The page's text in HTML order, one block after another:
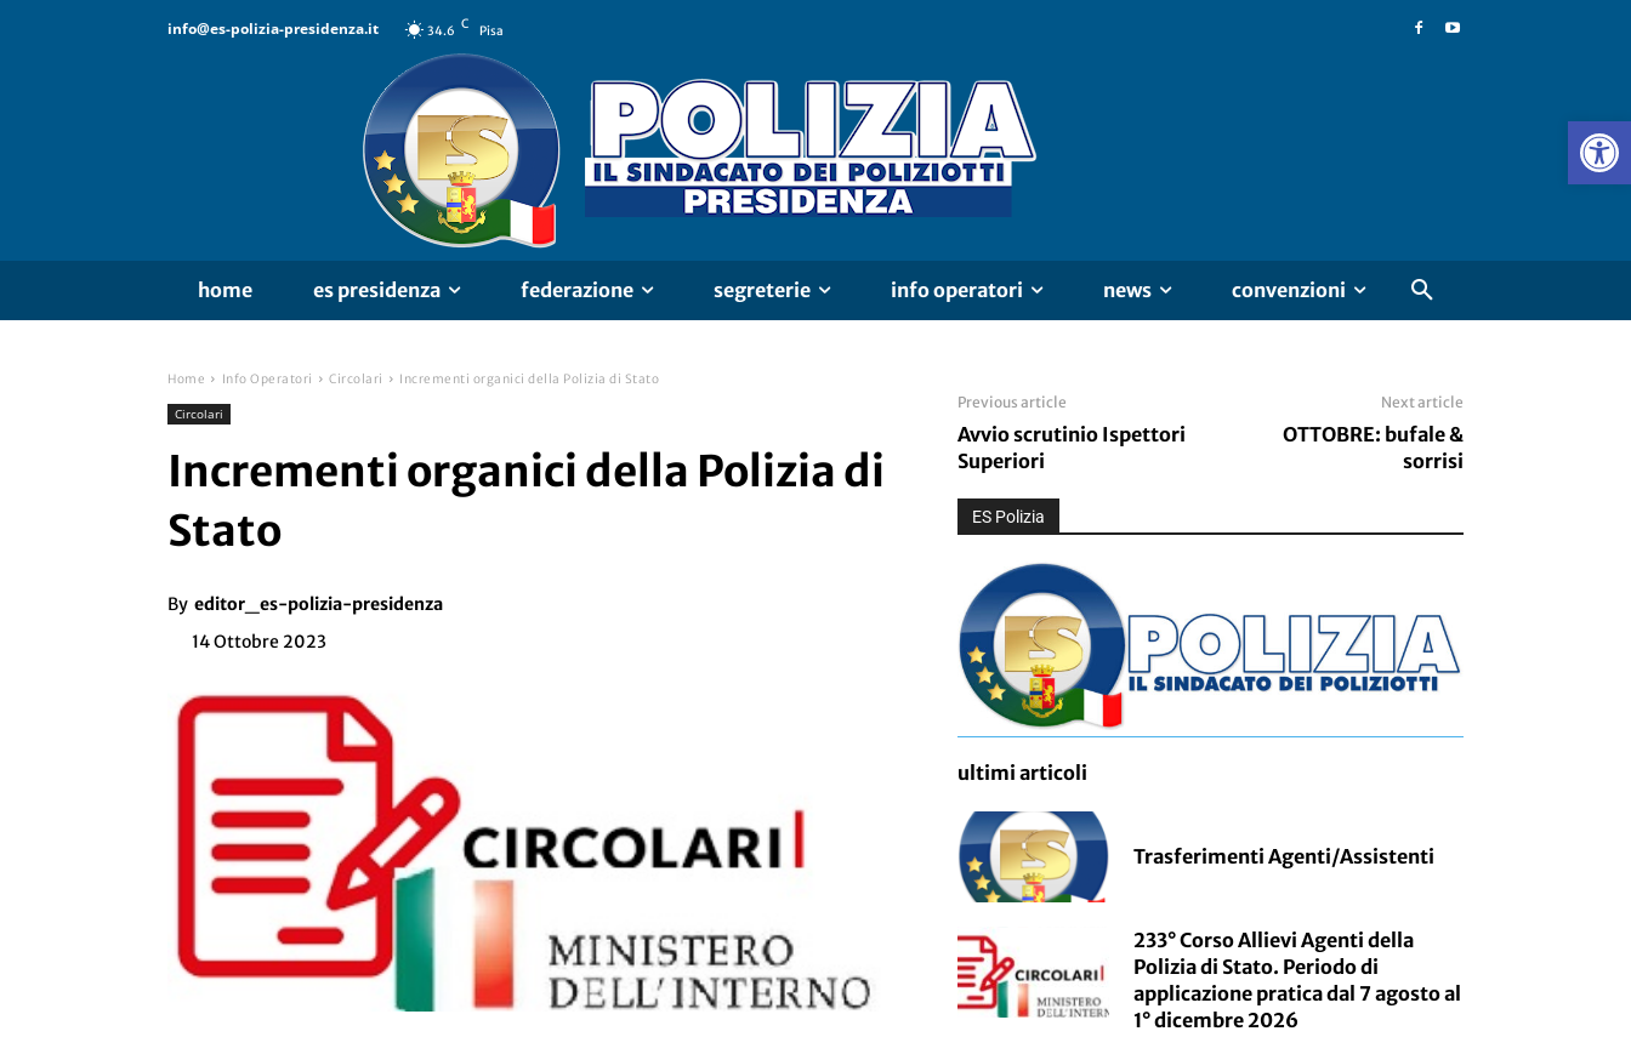
info@es-polizia-presidenza.it 34.6 C Pisa
home es presidenza federazione segreterie info operatori news convenzioni
Home Info Operatori Circolari Incrementi organici della Polizia di Stato
Circolari
Incrementi organici della Polizia di
Stato
By editor_es-polizia-presidenza
14 Ottobre 2023
Previous article
Avvio scrutinio Ispettori
Superiori
Next article
OTTOBRE: bufale &
sorrisi
ES Polizia
ultimi articoli
Trasferimenti Agenti/Assistenti
233° Corso Allievi Agenti della
Polizia di Stato. Periodo di
applicazione pratica dal 7 agosto al
1° dicembre 2026